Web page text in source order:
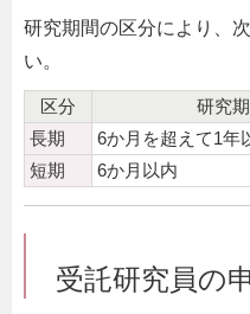
研究期間の区分により、
い。
区分 研究
長期
6か月を超えて1年
短期
6か月以内
受託研究員の